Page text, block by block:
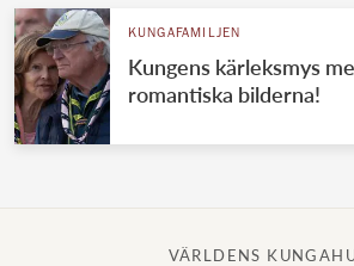
KUNGAFAMILJEN
Kungens kärleksmys
romantiska bilderna!
VÄRLDENS